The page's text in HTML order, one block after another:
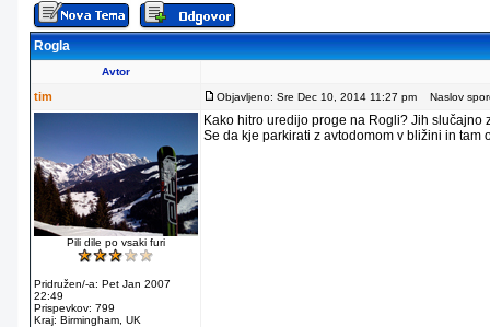
Rogla
Avtor
tim Objavljeno: Sre Dec 10, 2014 11:27 pm Naslov
Pili dile po vsaki furi
Pridružen/-a: Pet Jan 2007
22:49
Prispevkov: 799
Kraj: Birmingham, UK
Kako hitro uredijo proge na Rogli? Jih slučajno
Se da kje parkirati z avtodomom v bližini in tam